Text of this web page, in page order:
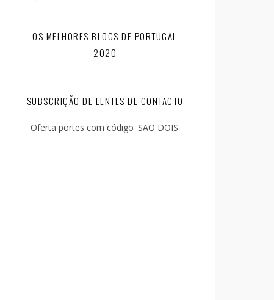
OS MELHORES BLOGS DE PORTUGAL
2020
SUBSCRIÇÃO DE LENTES DE CONTACTO
Oferta portes com código 'SAO DOIS'